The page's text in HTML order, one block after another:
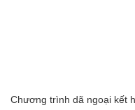
Chương trình dã ngoại kết